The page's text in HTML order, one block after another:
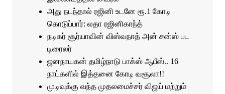
அது நடந்தால் ரஜினி உடனே ரூ.1 கோடி
கொடுப்பார்: லதா ரஜினிகாந்த்
நடிகர் சூர்யாவின் விஸ்வநாத் அன் சன்ஸ் பட
டிரைலர்
ஜனநாயகன் தமிழ்நாடு பாக்ஸ் ஆபீஸ்.. 16
நாட்களில் இத்தனை கோடி வசூலா!!
முடிவுக்கு வந்த முதலமைச்சர் விஜய் மற்றும்